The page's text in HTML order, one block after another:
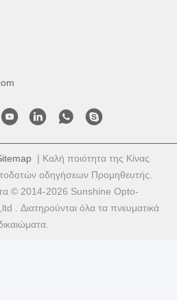
| Καλή ποιότητα της Κίνας
οδηγήσεων Προμηθευτής.
© 2014-2026 Sunshine Opto-
. Διατηρούνται όλα τα πνευματικά